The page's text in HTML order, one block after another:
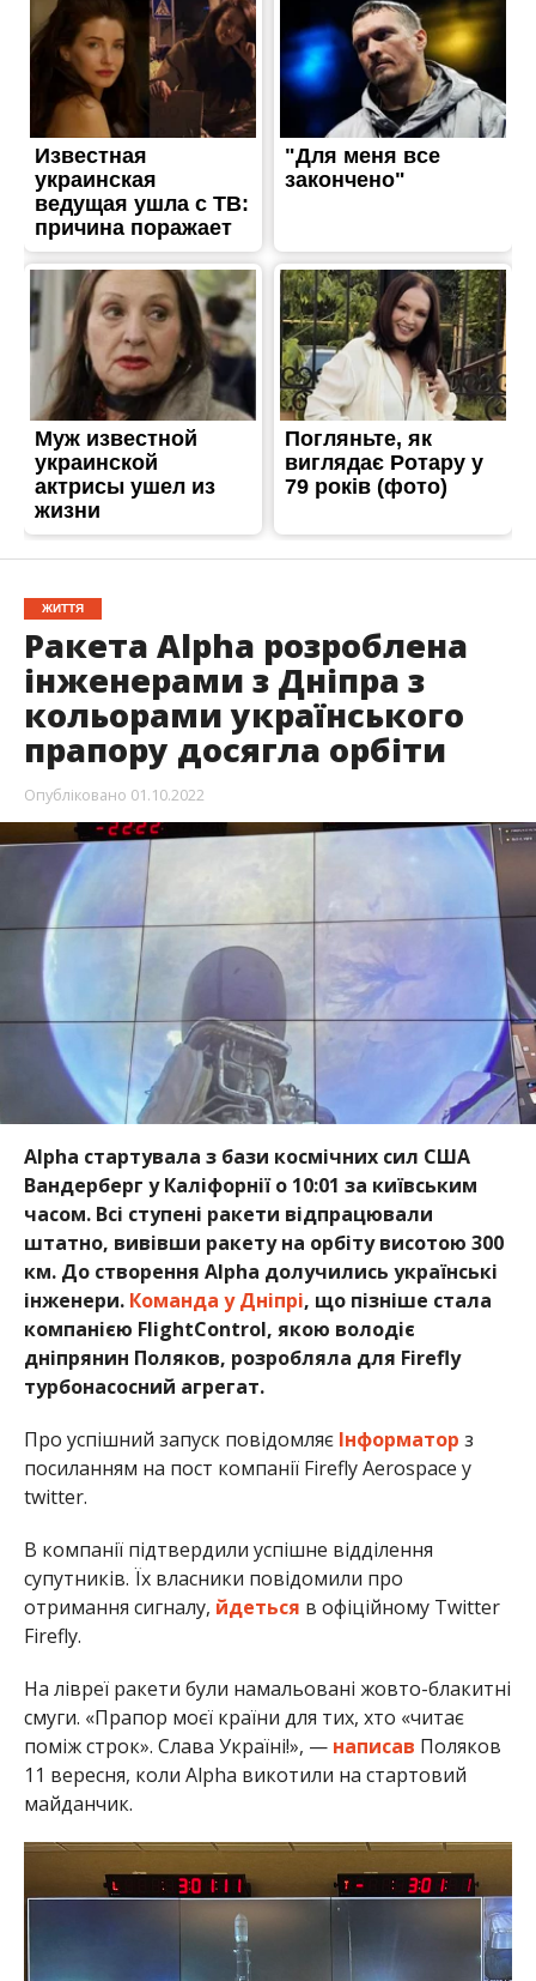
ЖИТТЯ
Ракета Alpha розроблена
інженерами з Дніпра з
кольорами українського
прапору досягла орбіти
Опубліковано 01.10.2022
Alpha стартувала з бази космічних сил США
Вандерберг у Каліфорнії о 10:01 за київським
часом. Всі ступені ракети відпрацювали
штатно, вивівши ракету на орбіту висотою 300
км. До створення Alpha долучились українські
інженери. Команда у Дніпрі, що пізніше стала
компанією FlightControl, якою володіє
дніпрянин Поляков, розробляла для Firefly
турбонасосний агрегат.
Про успішний запуск повідомляє Інформатор з
посиланням на пост компанії Firefly Aerospace у
twitter.
В компанії підтвердили успішне відділення
супутників. Їх власники повідомили про
отримання сигналу, йдеться в офіційному Twitter
Firefly.
На лівреї ракети були намальовані жовто-блакитні
смуги. «Прапор моєї країни для тих, хто «читає
поміж строк». Слава Україні!», — написав Поляков
11 вересня, коли Alpha викотили на стартовий
майданчик.